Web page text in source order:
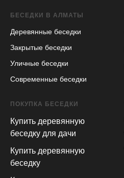
БЕСЕДКИ В АЛМАТЫ
Деревянные беседки
Закрытые беседки
Уличные беседки
Современные беседки
ПОКУПКА БЕСЕДКИ
Купить деревянную
беседку для дачи
Купить деревянную
беседку